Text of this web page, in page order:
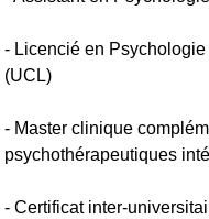
- Licencié en
(UCL)
- Master clinique
psychothérapeutiques
- Certificat inter-